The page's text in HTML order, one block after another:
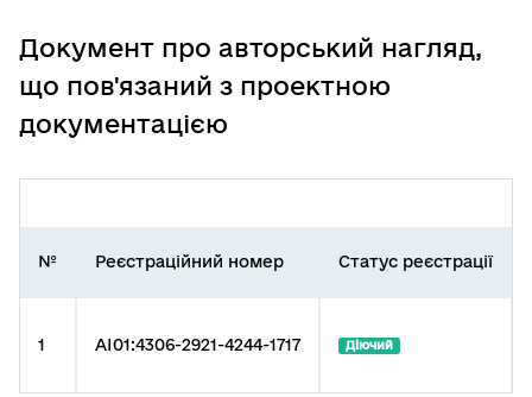
Документ про авторський нагляд,
що пов'язаний з проектною
документацією
№ Реєстраційний номер Статус реєстрації
1 AI01:4306-2921-4244-1717 Діючий